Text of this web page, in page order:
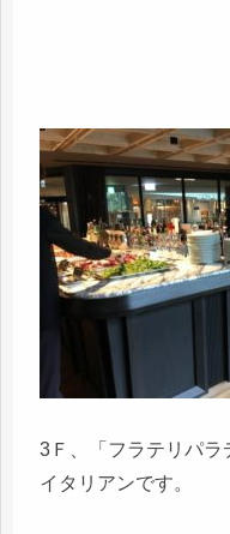
3Ｆ、「フラテリパラ
イタリアンです。